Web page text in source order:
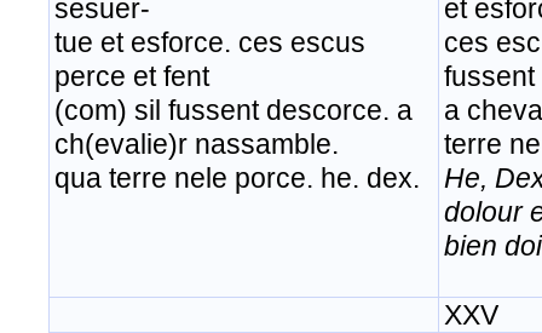
sesuer-
tue et esforce. ces escus
perce et fent
(com) sil fussent descorce. a
ch(evalie)r nassamble.
qua terre nele porce. he. dex.
et
ces
a
terre
He,
dolour
bien
XXV